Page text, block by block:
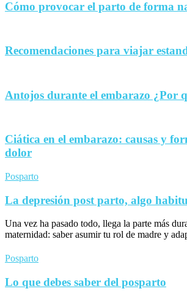
Cómo provocar el parto de forma
Recomendaciones para viajar
Antojos durante el embarazo ¿Por
Ciática en el embarazo: causas y
dolor
Posparto
La depresión post parto, algo
Una vez ha pasado todo, llega la parte más
maternidad: saber asumir tu rol de madre y
Posparto
Lo que debes saber del posparto